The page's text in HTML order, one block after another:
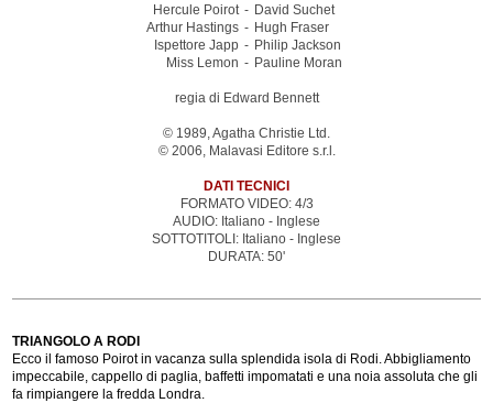
Hercule Poirot - David Suchet
Arthur Hastings - Hugh Fraser
Ispettore Japp - Philip Jackson
Miss Lemon - Pauline Moran
regia di Edward Bennett
© 1989, Agatha Christie Ltd.
© 2006, Malavasi Editore s.r.l.
DATI TECNICI
FORMATO VIDEO: 4/3
AUDIO: Italiano - Inglese
SOTTOTITOLI: Italiano - Inglese
DURATA: 50'
TRIANGOLO A RODI
Ecco il famoso Poirot in vacanza sulla splendida isola di Rodi. Abbigliamento
impeccabile, cappello di paglia, baffetti impomatati e una noia assoluta che gli
fa rimpiangere la fredda Londra.